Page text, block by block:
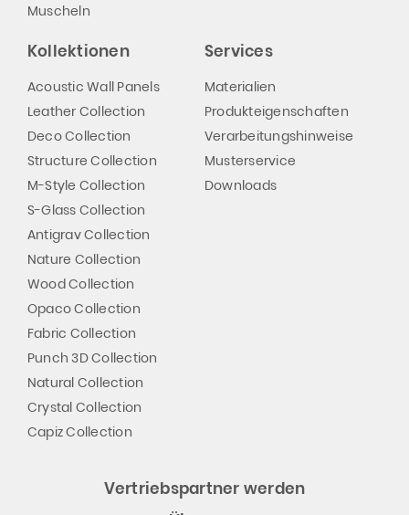
Muscheln
Kollektionen
Acoustic Wall Panels
Leather Collection
Deco Collection
Structure Collection
M-Style Collection
S-Glass Collection
Antigrav Collection
Nature Collection
Wood Collection
Opaco Collection
Fabric Collection
Punch 3D Collection
Natural Collection
Crystal Collection
Capiz Collection
Services
Materialien
Produkteigenschaften
Verarbeitungshinweise
Musterservice
Downloads
Vertriebspartner werden